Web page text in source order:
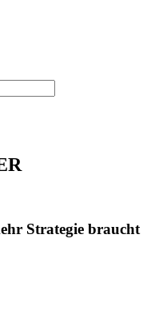
Strategie braucht